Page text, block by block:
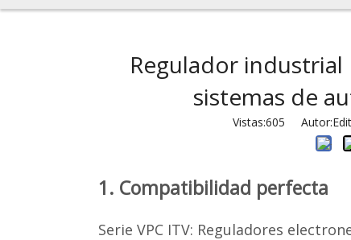
Regulador
sistemas de
Vistas:605
1. Compatibilidad perfecta
Serie VPC ITV: Reguladores